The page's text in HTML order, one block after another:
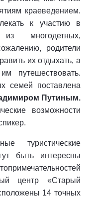
краеведением.
к участию в
многодетных,
родители
их отдыхать, а
путешествовать.
семей поставлена
Путиным.
возможности
туристические
быть интересны
центр «Старый
14 точных